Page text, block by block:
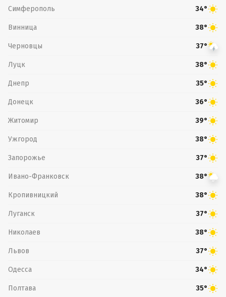
Симферополь 34°
Винница 38°
Черновцы 37°
Луцк 38°
Днепр 35°
Донецк 36°
Житомир 39°
Ужгород 38°
Запорожье 37°
Ивано-Франковск 38°
Кропивницкий 38°
Луганск 37°
Николаев 38°
Львов 37°
Одесса 34°
Полтава 35°